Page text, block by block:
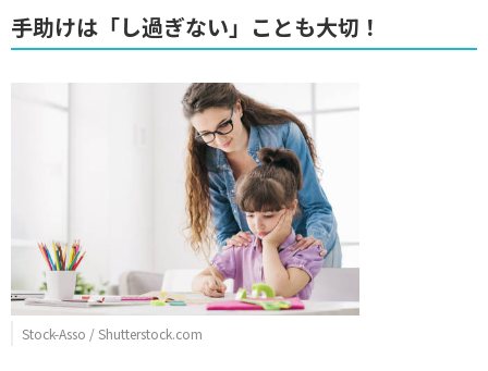
手助けは「し過ぎない」ことも大切！
Stock-Asso / Shutterstock.com